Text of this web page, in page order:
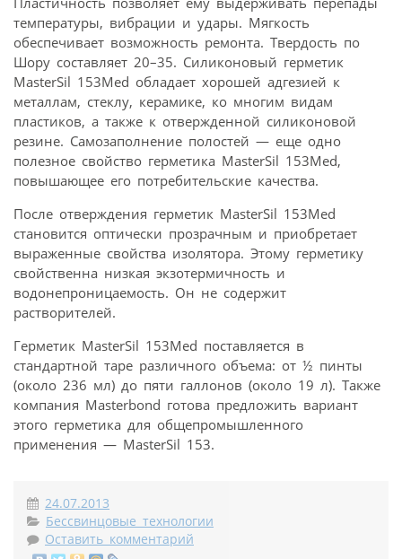
температуры, вибрации и удары. Мягкость
обеспечивает возможность ремонта. Твердость по
Шору составляет 20–35. Силиконовый герметик
MasterSil 153Med обладает хорошей адгезией к
металлам, стеклу, керамике, ко многим видам
пластиков, а также к отвержденной силиконовой
резине. Самозаполнение полостей — еще одно
полезное свойство герметика MasterSil 153Med,
повышающее его потребительские качества.
После отверждения герметик MasterSil 153Med
становится оптически прозрачным и приобретает
выраженные свойства изолятора. Этому герметику
свойственна низкая экзотермичность и
водонепроницаемость. Он не содержит
растворителей.
Герметик MasterSil 153Med поставляется в
стандартной таре различного объема: от ½ пинты
(около 236 мл) до пяти галлонов (около 19 л). Также
компания Masterbond готова предложить вариант
этого герметика для общепромышленного
применения — MasterSil 153.
24.07.2013
Бессвинцовые технологии
Оставить комментарий